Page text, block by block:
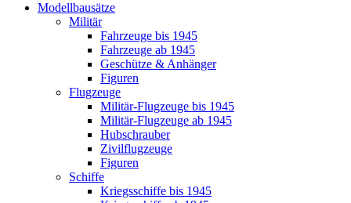
Modellbausätze
Militär
Fahrzeuge bis 1945
Fahrzeuge ab 1945
Geschütze & Anhänger
Figuren
Flugzeuge
Militär-Flugzeuge bis 1945
Militär-Flugzeuge ab 1945
Hubschrauber
Zivilflugzeuge
Figuren
Schiffe
Kriegsschiffe bis 1945